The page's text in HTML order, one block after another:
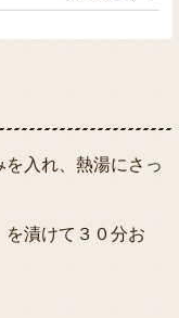
を入れ、熱湯にさっ
を漬けて３０分お